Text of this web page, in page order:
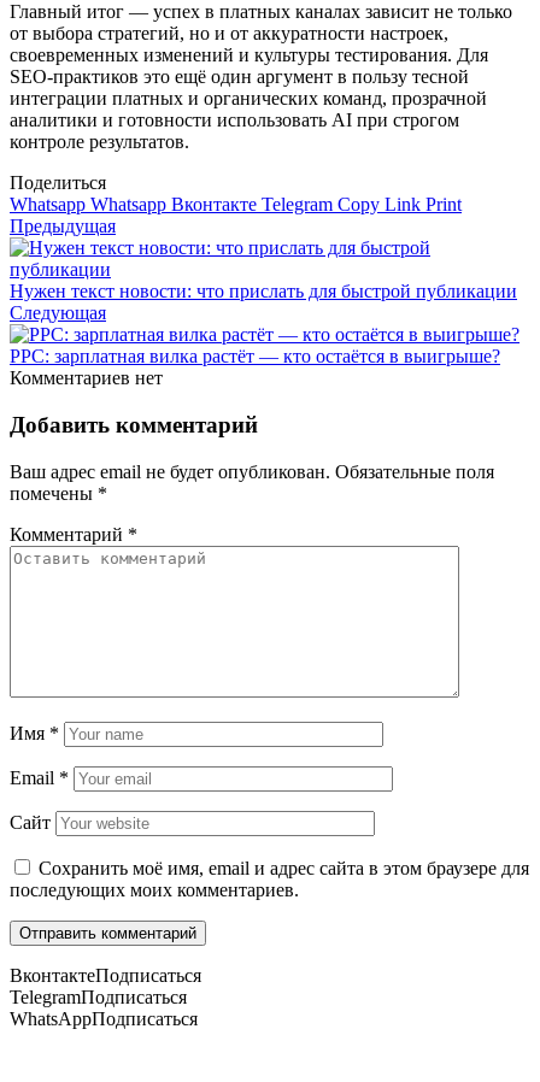
Главный итог — успех в платных каналах зависит не только
от выбора стратегий, но и от аккуратности настроек,
своевременных изменений и культуры тестирования. Для
SEO‑практиков это ещё один аргумент в пользу тесной
интеграции платных и органических команд, прозрачной
аналитики и готовности использовать AI при строгом
контроле результатов.
Поделиться
Whatsapp Whatsapp Вконтакте Telegram Copy Link Print
Предыдущая
Нужен текст новости: что прислать для быстрой публикации
Следующая
PPC: зарплатная вилка растёт — кто остаётся в выигрыше?
Комментариев нет
Добавить комментарий
Ваш адрес email не будет опубликован. Обязательные поля
помечены *
Комментарий *
Имя *
Email *
Сайт
Сохранить моё имя, email и адрес сайта в этом браузере для
последующих моих комментариев.
ВконтактеПодписаться
TelegramПодписаться
WhatsAppПодписаться